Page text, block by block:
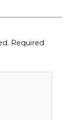
Required